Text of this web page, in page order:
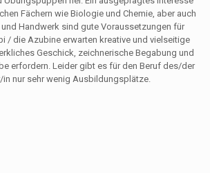
Fächern wie Biologie und Chemie, aber auch
Handwerk sind gute Voraussetzungen für
/ die Azubine erwarten kreative und vielseitige
Geschick, zeichnerische Begabung und
erfordern. Leider gibt es für den Beruf des/der
nur sehr wenig Ausbildungsplätze.